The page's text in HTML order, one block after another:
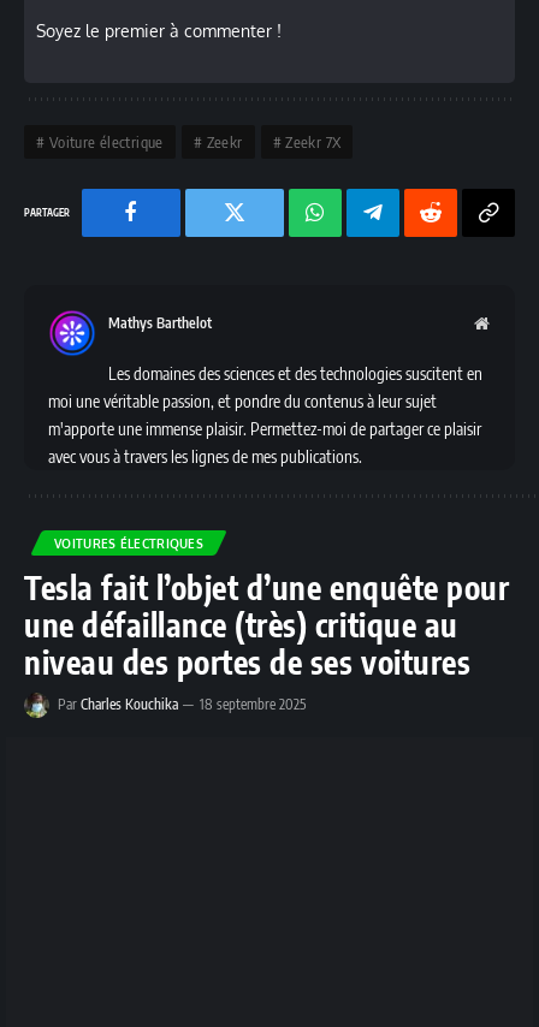
Soyez le premier à commenter !
Voiture électrique Zeekr Zeekr 7X
Facebook Twitter
Chaine
TelegramReddit
Mathys Barthelot
Les domaines des sciences et des technologies suscitent en
moi une véritable passion, et pondre du contenus à leur sujet
m'apporte une immense plaisir. Permettez-moi de partager ce plaisir
avec vous à travers les lignes de mes publications.
VOITURES ÉLECTRIQUES
Tesla fait l’objet d’une enquête pour
une défaillance (très) critique au
niveau des portes de ses voitures
Par Charles Kouchika 18 septembre 2025